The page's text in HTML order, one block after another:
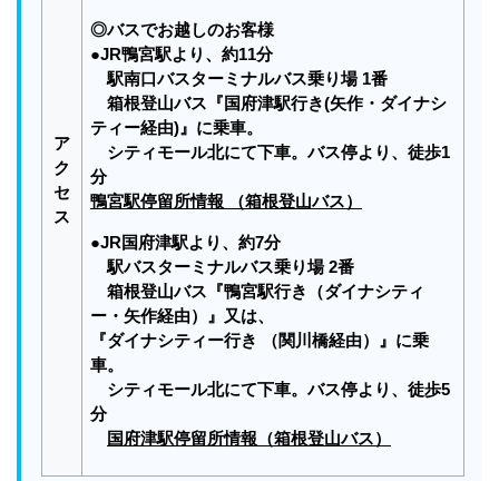
ア
ク
セ
ス
◎バスでお越しのお客様
●JR鴨宮駅より、約11分
駅南口バスターミナルバス乗り場 1番
箱根登山バス『国府津駅行き(矢作・ダイナシ
ティー経由)』に乗車。
シティモール北にて下車。バス停より、徒歩1
分
鴨宮駅停留所情報 （箱根登山バス）
●JR国府津駅より、約7分
駅バスターミナルバス乗り場 2番
箱根登山バス『鴨宮駅行き（ダイナシティ
ー・矢作経由）』又は、
『ダイナシティー行き （関川橋経由）』に乗
車。
シティモール北にて下車。バス停より、徒歩5
分
国府津駅停留所情報（箱根登山バス）